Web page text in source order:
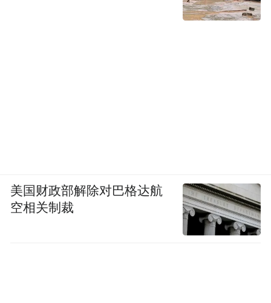
美国财政部解除对巴格达航
空相关制裁